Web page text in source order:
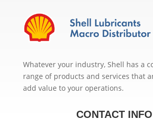
Whatever your industry, Shell has a
range of products and services that
add value to your operations.
CONTACT INFO